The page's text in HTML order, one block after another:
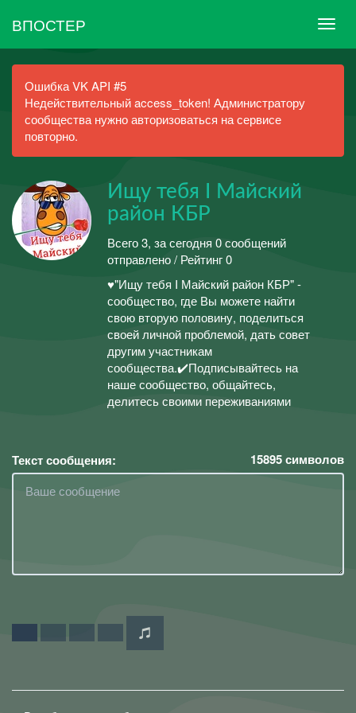
ВПОСТЕР
Ошибка VK API #5
Недействительный access_token! Администратору
сообщества нужно авторизоваться на сервисе
повторно.
Ищу тебя I Майский
район КБР
Всего 3, за сегодня 0 сообщений
отправлено / Рейтинг 0
♥️"Ищу тебя I Майский район КБР" -
сообщество, где Вы можете найти
свою вторую половину, поделиться
своей личной проблемой, дать совет
другим участникам
сообщества.✔️Подписывайтесь на
наше сообщество, общайтесь,
делитесь своими переживаниями
Текст сообщения: 15895символов